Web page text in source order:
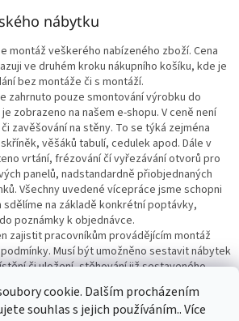
cookie. Dalším procházením
souhlas s jejich používáním.. Více
nábytku
montáž veškerého nabízeného zboží. Cena
ve druhém kroku nákupního košíku, kde je
bez montáže či s montáží.
zahrnuto pouze smontování výrobku do
zobrazeno na našem e-shopu. V ceně není
zavěšování na stěny. To se týká zejména
věšáků tabulí, cedulek apod. Dále v
vrtání, frézování čí vyřezávání otvorů pro
panelů, nadstandardně přiobjednaných
Všechny uvedené vícepráce jsme schopni
sdělíme na základě konkrétní poptávky,
poznámky k objednávce.
zajistit pracovníkům provádějícím montáž
Musí být umožněno sestavit nábytek
či uložení, stěhování již sestaveného
na jiné místo je vyloučeno. Stejně tak
vyloučeno stěhování, montáž či
nábytku a jiného zařízení.